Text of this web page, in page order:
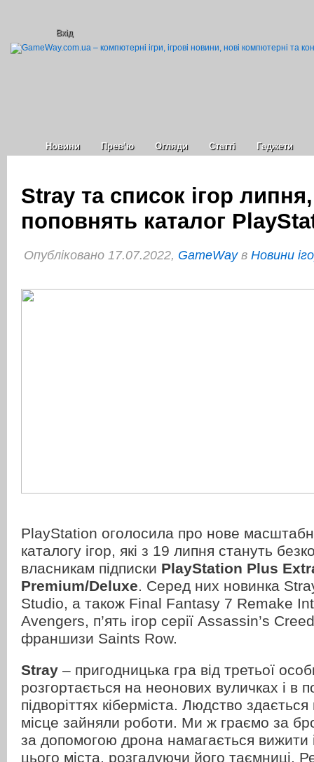
Вхід
Новини Прев’ю Огляди Статті Гаджети
Stray та список ігор липня,
поповнять каталог
Опубліковано 17.07.2022, GameWayв Новини
PlayStation оголосила про нове
каталогу ігор, які з 19 липня стануть
власникам підписки PlayStation Plus
Premium/Deluxe. Серед них новинка
Studio, а також Final Fantasy 7 Remake
Avengers, п’ять ігор серії Assassin’s
франшизи Saints Row.
Stray – пригодницька гра від третьої
розгортається на неонових вуличках і в
підворіттях кіберміста. Людство
місце зайняли роботи. Ми ж граємо за
за допомогою дрона намагається вижити
цього міста, розгадуючи його таємниці.